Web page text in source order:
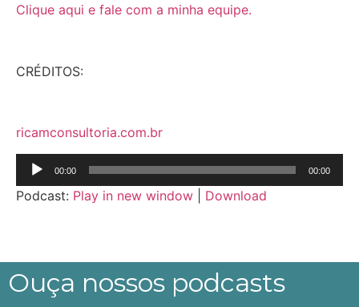
Clique aqui e fale com a minha equipe.
CRÉDITOS:
ricamconsultoria.com.br
Tocador
áudio
00:00 00:00
Podcast: Play in new window Download
Ouça nossos podcasts